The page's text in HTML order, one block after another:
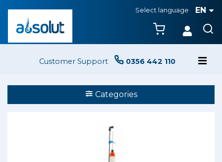
Select language EN
Customer Support 0356 442 110
Categories